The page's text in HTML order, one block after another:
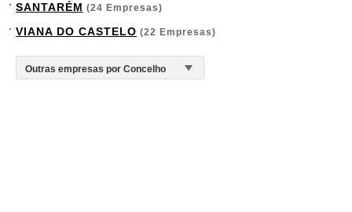
SANTARÉM (24 Empresas)
VIANA DO CASTELO (22 Empresas)